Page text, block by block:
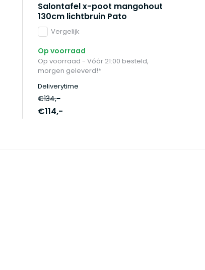
Salontafel x-poot mangohout
130cm lichtbruin Pato
Vergelijk
Op voorraad
Op voorraad - Vóór 21:00 besteld,
morgen geleverd!*
Deliverytime
€134,-
€114,-